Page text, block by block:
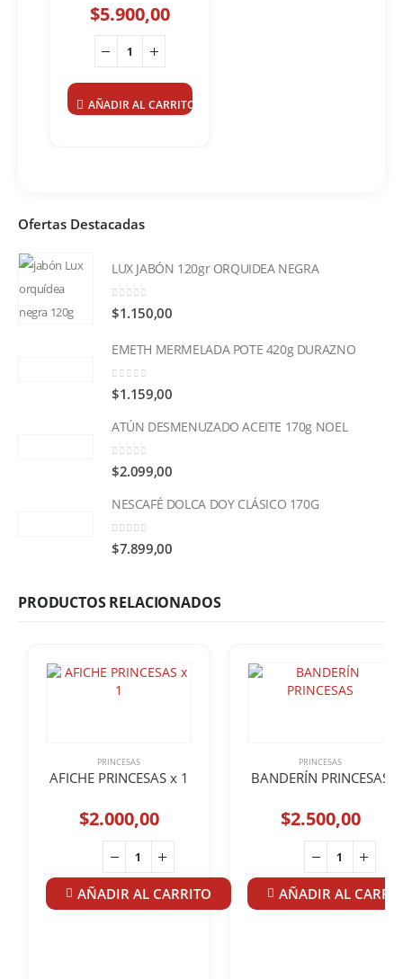
$5.900,00
AÑADIR AL CARRITO
Ofertas Destacadas
LUX JABÓN 120gr ORQUIDEA NEGRA
0out of 5
$1.150,00
EMETH MERMELADA POTE 420g DURAZNO
0out of 5
$1.159,00
ATÚN DESMENUZADO ACEITE 170g NOEL
0out of 5
$2.099,00
NESCAFÉ DOLCA DOY CLÁSICO 170G
0out of 5
$7.899,00
PRODUCTOS RELACIONADOS
PRINCESAS
AFICHE PRINCESAS x 1
$2.000,00
AÑADIR AL CARRITO
PRINCESAS
BANDERÍN PRINCESAS
$2.500,00
AÑADIR AL